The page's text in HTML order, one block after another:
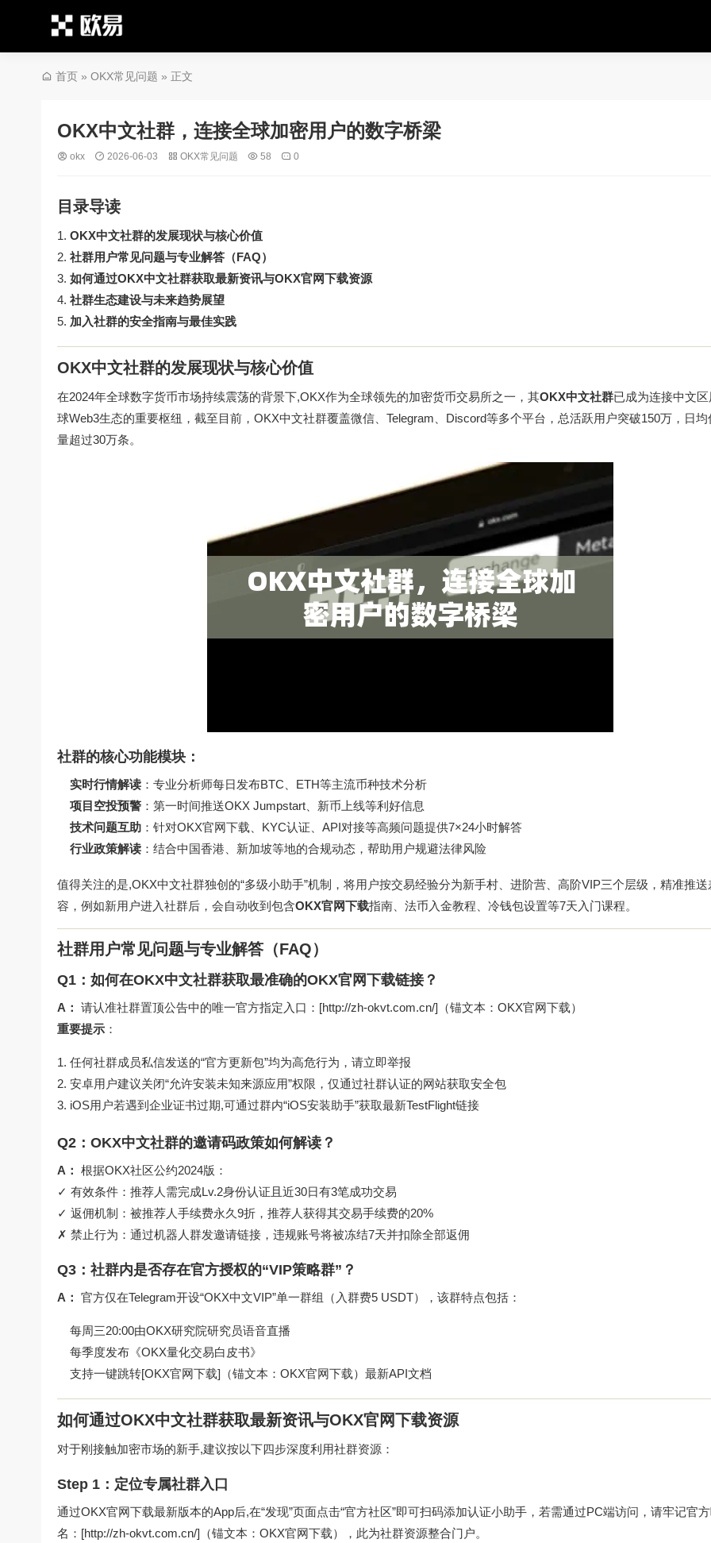
首页 » OKX常见问题 » 正文
OKX中文社群，连接全球加密用户的数字桥梁
okx 2026-06-03 OKX常见问题 58 0
目录导读
OKX中文社群的发展现状与核心价值
社群用户常见问题与专业解答（FAQ）
如何通过OKX中文社群获取最新资讯与OKX官网下载资源
社群生态建设与未来趋势展望
加入社群的安全指南与最佳实践
OKX中文社群的发展现状与核心价值
在2024年全球数字货币市场持续震荡的背景下,OKX作为全球领先的加密货币交易所之一，其OKX中文社群已成为连接中文
球Web3生态的重要枢纽，截至目前，OKX中文社群覆盖微信、Telegram、Discord等多个平台，总活跃用户突破150万，日
量超过30万条。
社群的核心功能模块：
实时行情解读 ：专业分析师每日发布BTC、ETH等主流币种技术分析
项目空投预警 ：第一时间推送OKX Jumpstart、新币上线等利好信息
技术问题互助 ：针对OKX官网下载、KYC认证、API对接等高频问题提供7×24小时解答
行业政策解读 ：结合中国香港、新加坡等地的合规动态，帮助用户规避法律风险
值得关注的是,OKX中文社群独创的“多级小助手”机制，将用户按交易经验分为新手村、进阶营、高阶VIP三个层级，精准推
容，例如新用户进入社群后，会自动收到包含OKX官网下载指南、法币入金教程、冷钱包设置等7天入门课程。
社群用户常见问题与专业解答（FAQ）
Q1：如何在OKX中文社群获取最准确的OKX官网下载链接？
A： 请认准社群置顶公告中的唯一官方指定入口：[http://zh-okvt.com.cn/]（锚文本：OKX官网下载）
重要提示 ：
任何社群成员私信发送的“官方更新包”均为高危行为，请立即举报
安卓用户建议关闭“允许安装未知来源应用”权限，仅通过社群认证的网站获取安全包
iOS用户若遇到企业证书过期,可通过群内“iOS安装助手”获取最新TestFlight链接
Q2：OKX中文社群的邀请码政策如何解读？
A： 根据OKX社区公约2024版：
✓ 有效条件：推荐人需完成Lv.2身份认证且近30日有3笔成功交易
✓ 返佣机制：被推荐人手续费永久9折，推荐人获得其交易手续费的20%
✗ 禁止行为：通过机器人群发邀请链接，违规账号将被冻结7天并扣除全部返佣
Q3：社群内是否存在官方授权的“VIP策略群”？
A： 官方仅在Telegram开设“OKX中文VIP”单一群组（入群费5 USDT），该群特点包括：
每周三20:00由OKX研究院研究员语音直播
每季度发布《OKX量化交易白皮书》
支持一键跳转[OKX官网下载]（锚文本：OKX官网下载）最新API文档
如何通过OKX中文社群获取最新资讯与OKX官网下载资源
对于刚接触加密市场的新手,建议按以下四步深度利用社群资源：
Step 1：定位专属社群入口
通过OKX官网下载最新版本的App后,在“发现”页面点击“官方社区”即可扫码添加认证小助手，若需通过PC端访问，请牢记官
名：[http://zh-okvt.com.cn/]（锚文本：OKX官网下载），此为社群资源整合门户。